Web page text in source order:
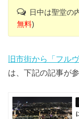
日中は聖堂の
無料)
旧市街から「フル
は、下記の記事が